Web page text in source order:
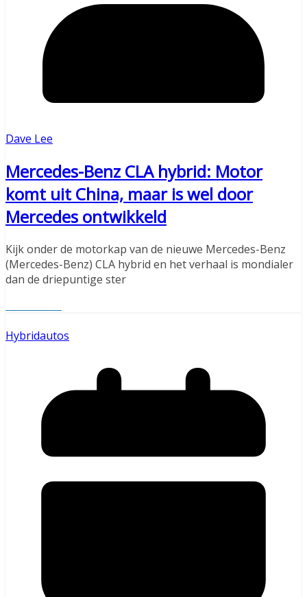
Dave Lee
Mercedes-Benz CLA hybrid: Motor
komt uit China, maar is wel door
Mercedes ontwikkeld
Kijk onder de motorkap van de nieuwe Mercedes-Benz
(Mercedes-Benz) CLA hybrid en het verhaal is mondialer
dan de driepuntige ster
Hybridautos